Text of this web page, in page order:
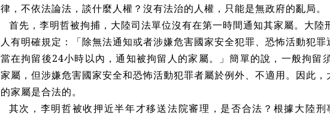
律，不依法論法，談什麼人權？沒有法治的人權，只能是無政府的亂局。
首先，李明哲被拘捕，大陸司法單位沒有在第一時間通知其家屬。大
人有明確規定：「除無法通知或者涉嫌危害國家安全犯罪、恐怖活動犯
當在拘留後24小時以內，通知被拘留人的家屬。」簡單的說，一般拘留
家屬，但涉嫌危害國家安全和恐怖活動犯罪者屬於例外、不適用。因此
的家屬是合法的。
其次，李明哲被收押近半年才移送法院審理，是否合法？根據大陸